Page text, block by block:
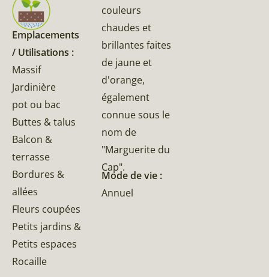
Emplacements
/ Utilisations :
Massif
Jardinière
pot ou bac
Buttes & talus
Balcon &
terrasse
Bordures &
allées
Fleurs coupées
Petits jardins &
Petits espaces
Rocaille
couleurs
chaudes et
brillantes faites
de jaune et
d'orange,
également
connue sous le
nom de
"Marguerite du
Cap".
Mode de vie :
Annuel